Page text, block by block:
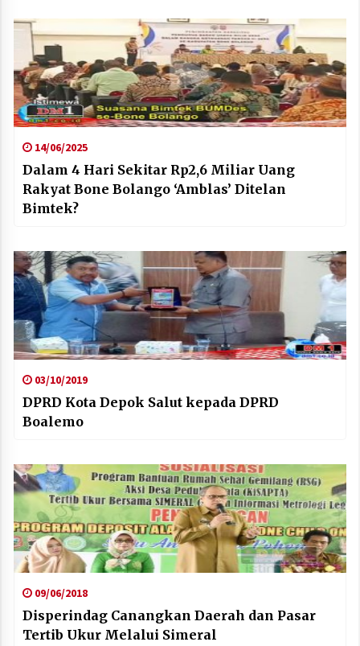
14/06/2025
Dalam 4 Hari Sekitar Rp2,6 Miliar Uang
Rakyat Bone Bolango ‘Amblas’ Ditelan
Bimtek?
03/10/2019
DPRD Kota Depok Salut kepada DPRD
Boalemo
09/06/2018
Disperindag Canangkan Daerah dan Pasar
Tertib Ukur Melalui Simeral